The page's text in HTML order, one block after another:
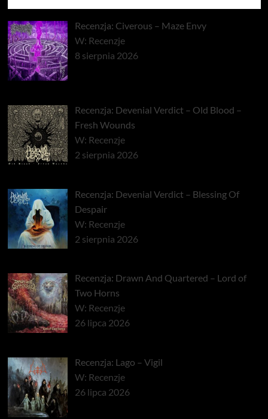
Recenzja: Civerous – Maze Envy
W: Recenzje
8 sierpnia 2026
Recenzja: Devenial Verdict – Old Blood –
Fresh Wounds
W: Recenzje
2 sierpnia 2026
Recenzja: Devenial Verdict – Blessing Of
Despair
W: Recenzje
2 sierpnia 2026
Recenzja: Drawn And Quartered – Lord of
Two Horns
W: Recenzje
26 lipca 2026
Recenzja: Lago – Vigil
W: Recenzje
26 lipca 2026